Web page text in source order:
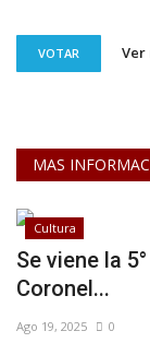
VOTAR Ver
MAS
Cultura
Se viene la
Coronel...
Ago 19, 2025 0